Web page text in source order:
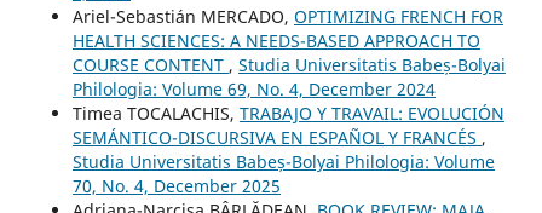
Ariel-Sebastián MERCADO, OPTIMIZING FRENCH FOR
HEALTH SCIENCES: A NEEDS-BASED APPROACH TO
COURSE CONTENT , Studia Universitatis Babeș-Bolyai
Philologia: Volume 69, No. 4, December 2024
Timea TOCALACHIS, TRABAJO Y TRAVAIL: EVOLUCIÓN
SEMÁNTICO-DISCURSIVA EN ESPAÑOL Y FRANCÉS ,
Studia Universitatis Babeș-Bolyai Philologia: Volume
70, No. 4, December 2025